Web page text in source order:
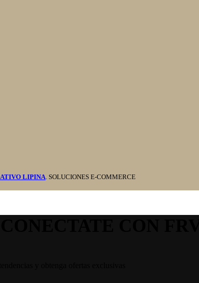
LIPINA. SOLUCIONES E-COMMERCE